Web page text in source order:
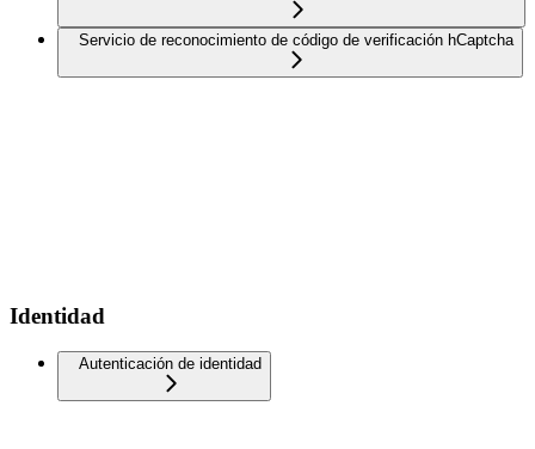
Servicio de reconocimiento de código de verificación hCaptcha
Identidad
Autenticación de identidad